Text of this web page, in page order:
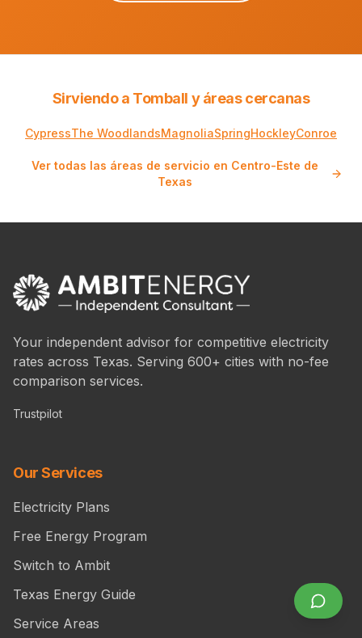
Sirviendo a Tomball y áreas cercanas
CypressThe WoodlandsMagnoliaSpringHockleyConroe
Ver todas las áreas de servicio en Centro-Este de
Texas
Your independent advisor for competitive electricity
rates across Texas. Serving 600+ cities with no-fee
comparison services.
Trustpilot
Our Services
Electricity Plans
Free Energy Program
Switch to Ambit
Texas Energy Guide
Service Areas